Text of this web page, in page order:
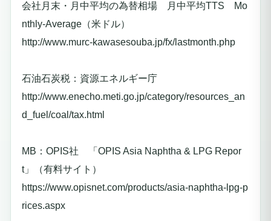
会社月末・月中平均の為替相場 月中平均TTS Mo
nthly-Average（米ドル）
http://www.murc-kawasesouba.jp/fx/lastmonth.php
石油石炭税：資源エネルギー庁
http://www.enecho.meti.go.jp/category/resources_an
d_fuel/coal/tax.html
MB：OPIS社 「OPIS Asia Naphtha & LPG Repor
t」（有料サイト）
https://www.opisnet.com/products/asia-naphtha-lpg-p
rices.aspx